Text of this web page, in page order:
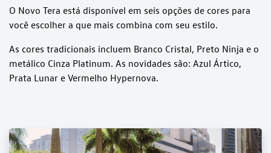
O Novo Tera está disponível em seis opções de cores para
você escolher a que mais combina com seu estilo.
As cores tradicionais incluem Branco Cristal, Preto Ninja e o
metálico Cinza Platinum. As novidades são: Azul Ártico,
Prata Lunar e Vermelho Hypernova.